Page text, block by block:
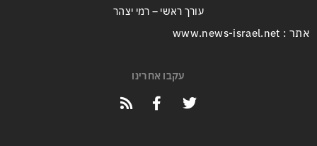
עורך ראשי – רמי יצהר
אתר : www.news-israel.net
עקבו אחרינו